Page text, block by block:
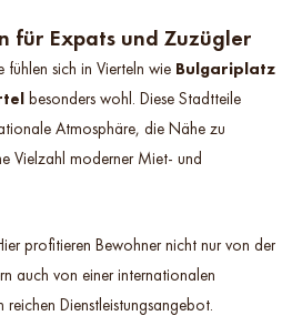
für Expats und Zuzügler
sich in Vierteln wie Bulgariplatz
besonders wohl. Diese Stadtteile
Atmosphäre, die Nähe zu
Vielzahl moderner Miet- und
profitieren Bewohner nicht nur von der
auch von einer internationalen
Dienstleistungsangebot.